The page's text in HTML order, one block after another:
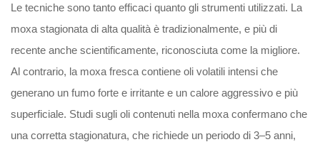
Le tecniche sono tanto efficaci quanto gli strumenti utilizzati. La
moxa stagionata di alta qualità è tradizionalmente, e più di
recente anche scientificamente, riconosciuta come la migliore.
Al contrario, la moxa fresca contiene oli volatili intensi che
generano un fumo forte e irritante e un calore aggressivo e più
superficiale. Studi sugli oli contenuti nella moxa confermano che
una corretta stagionatura, che richiede un periodo di 3–5 anni,